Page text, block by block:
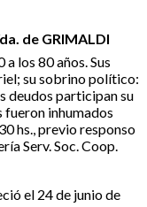
de GRIMALDI
los 80 años. Sus
su sobrino político:
deudos participan su
fueron inhumados
hs., previo responso
Serv. Soc. Coop.
el 24 de junio de